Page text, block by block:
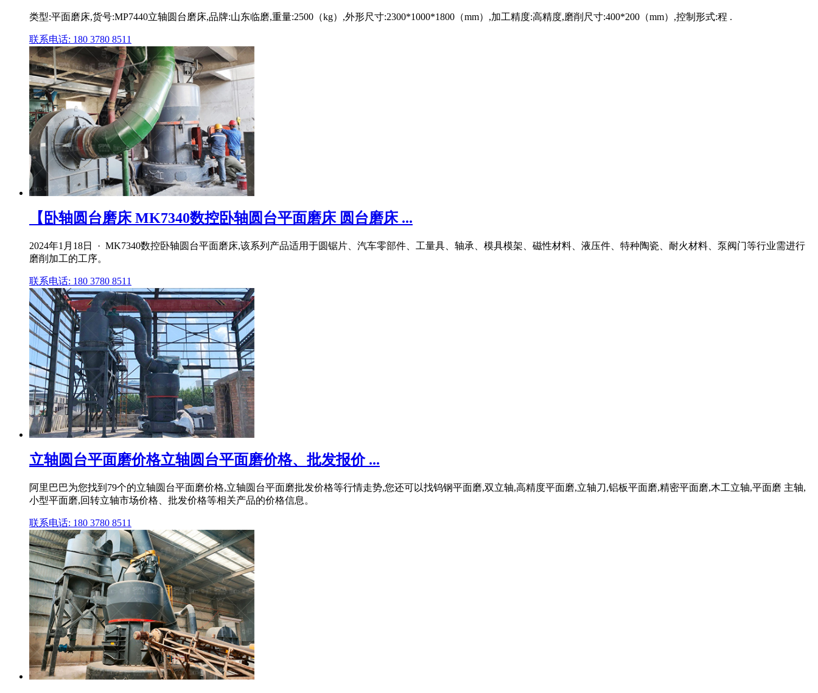
类型:平面磨床,货号:MP7440立轴圆台磨床,品牌:山东临磨,重量:2500（kg）,外形尺寸:2300*1000*1800（mm）,加工精度:高精度,磨削尺寸:400*200（mm）,控制形式:程 .
联系电话: 180 3780 8511
【卧轴圆台磨床 MK7340数控卧轴圆台平面磨床 圆台磨床 ...
2024年1月18日 · MK7340数控卧轴圆台平面磨床,该系列产品适用于圆锯片、汽车零部件、工量具、轴承、模具模架、磁性材料、液压件、特种陶瓷、耐火材料、泵阀门等行业需进行
磨削加工的工序。
联系电话: 180 3780 8511
立轴圆台平面磨价格立轴圆台平面磨价格、批发报价 ...
阿里巴巴为您找到79个的立轴圆台平面磨价格,立轴圆台平面磨批发价格等行情走势,您还可以找钨钢平面磨,双立轴,高精度平面磨,立轴刀,铝板平面磨,精密平面磨,木工立轴,平面磨 主轴,
小型平面磨,回转立轴市场价格、批发价格等相关产品的价格信息。
联系电话: 180 3780 8511